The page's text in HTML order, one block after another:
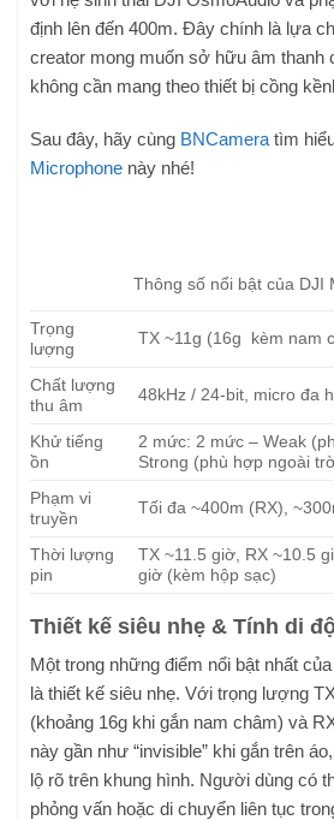
định lên đến 400m. Đây chính là lựa
creator mong muốn sở hữu âm thanh
không cần mang theo thiết bị cồng
Sau đây, hãy cùng BNCamera tìm
Microphone này nhé!
Thông số nổi bật của DJI
Trọng
lượng
TX ~11g (16g kèm nam
Chất lượng
thu âm
48kHz / 24-bit, micro đa
Khử tiếng
ồn
2 mức: 2 mức – Weak
Strong (phù hợp ngoài
Phạm vi
truyền
Tối đa ~400m (RX),
Thời lượng
pin
TX ~11.5 giờ, RX ~10.5
giờ (kèm hộp sạc)
Thiết kế siêu nhẹ & Tính di
Một trong những điểm nổi bật nhất
là thiết kế siêu nhẹ. Với trọng lượng
(khoảng 16g khi gắn nam châm) và
này gần như “invisible” khi gắn trên
lộ rõ trên khung hình. Người dùng có
phỏng vấn hoặc di chuyển liên tục